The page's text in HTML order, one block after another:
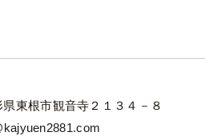
東根市観音寺２１３４－８